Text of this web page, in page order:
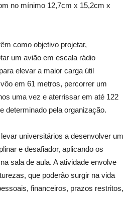
no mínimo 12,7cm x 15,2cm x
como objetivo projetar,
um avião em escala rádio
elevar a maior carga útil
em 61 metros, percorrer um
uma vez e aterrissar em até 122
determinado pela organização.
universitários a desenvolver um
e desafiador, aplicando os
sala de aula. A atividade envolve
que poderão surgir na vida
financeiros, prazos restritos,